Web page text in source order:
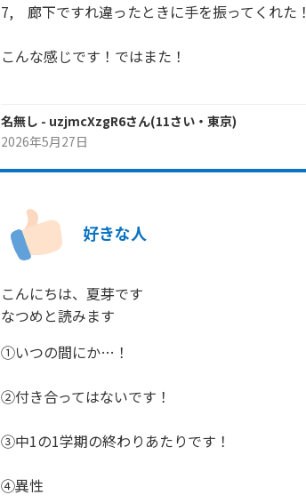
7,　廊下ですれ違ったときに手を振ってくれた！
こんな感じです！ではまた！
名無し - uzjmcXzgR6さん(11さい・ 東京)
2026年5月27日
好きな人
こんにちは、夏芽です
なつめと読みます
①いつの間にか…！
②付き合ってはないです！
③中1の1学期の終わりあたりです！
④異性